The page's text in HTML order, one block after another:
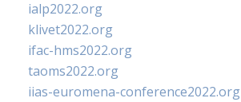
ialp2022.org
klivet2022.org
ifac-hms2022.org
taoms2022.org
iias-euromena-conference2022.org